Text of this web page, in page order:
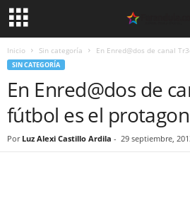
Inicio Sin categoría En Enred@dos de canal
SIN CATEGORÍA
En Enred@dos de
fútbol es el
Por Luz Alexi Castillo Ardila - 29 septiembre,